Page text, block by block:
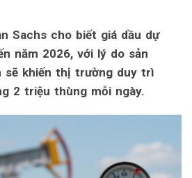
Sachs cho biết giá dầu dự
năm 2026, với lý do sản
sẽ khiến thị trường duy trì
2 triệu thùng mỗi ngày.